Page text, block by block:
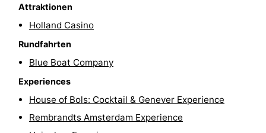
Warenhäuser
Veranstaltungen
Kanale
Coffeeshops
Attraktionen
Holland Casino
Rundfahrten
Blue Boat Company
Experiences
House of Bols: Cocktail & Genever Experience
Rembrandts Amsterdam Experience